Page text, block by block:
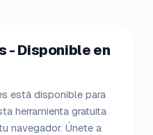
- Disponible en
está disponible para
herramienta gratuita
navegador. Únete a